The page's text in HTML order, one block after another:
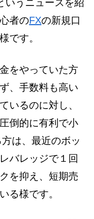
いうニュースを紹
者のFXの新規口
です。
をやっていた方
、手数料も高い
いるのに対し、
倒的に有利で小
は、最近のボッ
バレッジで１回
を抑え、短期売
る様です。